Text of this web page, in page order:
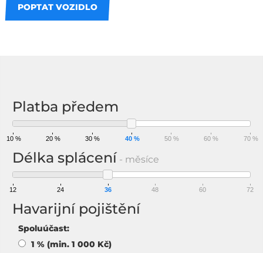
POPTAT VOZIDLO
Platba předem
10 % 20 % 30 % 40 % 50 % 60 % 70 %
Délka splácení - měsíce
12 24 36 48 60 72
Havarijní pojištění
Spoluúčast:
1 % (min. 1 000 Kč)